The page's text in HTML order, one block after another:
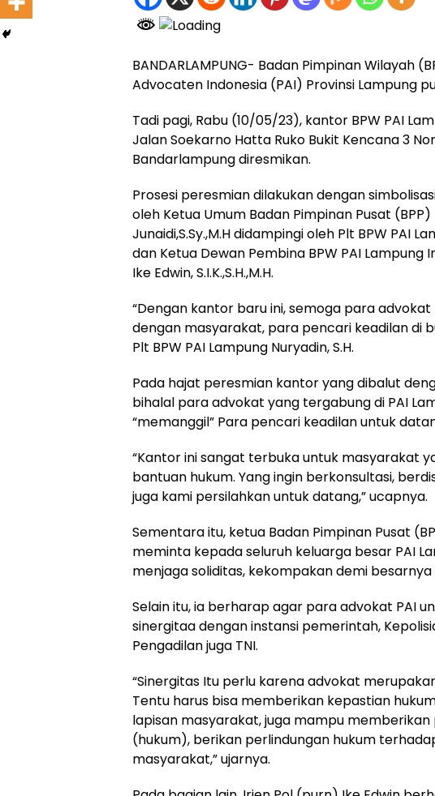
BANDARLAMPUNG- Badan Pimpinan Wilayah
Advocaten Indonesia (PAI) Provinsi Lampung
Tadi pagi, Rabu (10/05/23), kantor BPW PAI
Jalan Soekarno Hatta Ruko Bukit Kencana 3
Bandarlampung diresmikan.
Prosesi peresmian dilakukan dengan
oleh Ketua Umum Badan Pimpinan Pusat (BPP)
Junaidi,S.Sy.,M.H didampingi oleh Plt BPW PAI
dan Ketua Dewan Pembina BPW PAI Lampung
Ike Edwin, S.I.K.,S.H.,M.H.
“Dengan kantor baru ini, semoga para advokat
dengan masyarakat, para pencari keadilan di
Plt BPW PAI Lampung Nuryadin, S.H.
Pada hajat peresmian kantor yang dibalut
bihalal para advokat yang tergabung di PAI
“memanggil” Para pencari keadilan untuk
“Kantor ini sangat terbuka untuk masyarakat
bantuan hukum. Yang ingin berkonsultasi,
juga kami persilahkan untuk datang,” ucapnya.
Sementara itu, ketua Badan Pimpinan Pusat
meminta kepada seluruh keluarga besar PAI
menjaga soliditas, kekompakan demi besarnya
Selain itu, ia berharap agar para advokat PAI
sinergitaa dengan instansi pemerintah,
Pengadilan juga TNI.
“Sinergitas Itu perlu karena advokat
Tentu harus bisa memberikan kepastian
lapisan masyarakat, juga mampu
(hukum), berikan perlindungan hukum
masyarakat,” ujarnya.